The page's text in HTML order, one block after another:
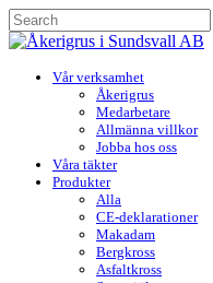
Skip
to
content
Close
Menu
Vår verksamhet
Åkerigrus
Medarbetare
Allmänna villkor
Jobba hos oss
Våra täkter
Produkter
Alla
CE-deklarationer
Makadam
Bergkross
Asfaltkross